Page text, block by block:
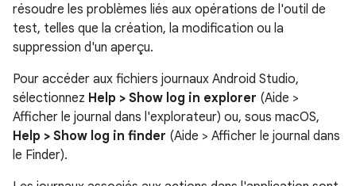
résoudre les problèmes liés aux opérations de l'outil de
test, telles que la création, la modification ou la
suppression d'un aperçu.
Pour accéder aux fichiers journaux Android Studio,
sélectionnez Help > Show log in explorer (Aide >
Afficher le journal dans l'explorateur) ou, sous macOS,
Help > Show log in finder (Aide > Afficher le journal dans
le Finder).